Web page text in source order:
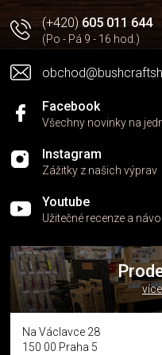
(+420)605 011 644
(Po - Pá 9 - 16 hod.)
Facebook
Všechny novinky na
Instagram
Zážitky z našich výprav
Youtube
Užitečné recenze a
Na Václavce 28
150 00 Praha 5